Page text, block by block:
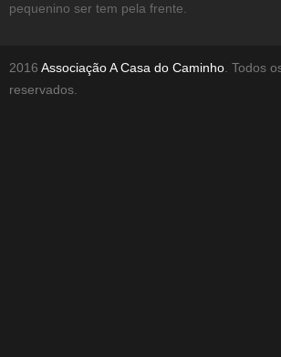
pequenino ser tem pela frente.
2016 Associação A Casa do Caminho . Todos
reservados.